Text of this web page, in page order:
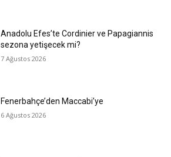
Anadolu Efes’te Cordinier ve Papagiannis
sezona yetişecek mi?
7 Ağustos 2026
Fenerbahçe’den Maccabi’ye
6 Ağustos 2026